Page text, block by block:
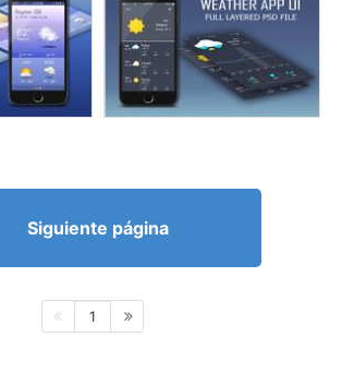
Siguiente página
1